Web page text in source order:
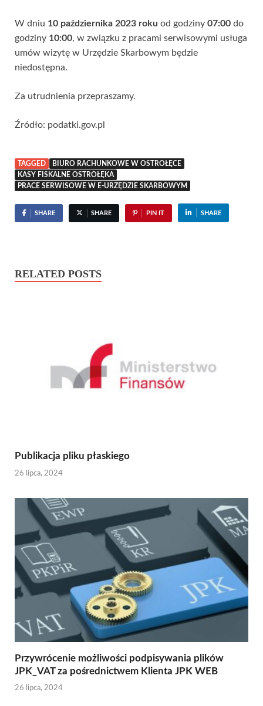
W dniu 10 października 2023 roku od godziny 07:00 do
godziny 10:00, w związku z pracami serwisowymi usługa
umów wizytę w Urzędzie Skarbowym będzie
niedostępna.
Za utrudnienia przepraszamy.
Źródło: podatki.gov.pl
TAGGED
BIURO RACHUNKOWE W OSTROŁĘCE
KASY FISKALNE OSTROŁĘKA
PRACE SERWISOWE W E-URZĘDZIE SKARBOWYM
SHARE SHARE PIN IT SHARE
RELATED POSTS
Publikacja pliku płaskiego
26 lipca, 2024
Przywrócenie możliwości podpisywania plików
JPK_VAT za pośrednictwem Klienta JPK WEB
26 lipca, 2024